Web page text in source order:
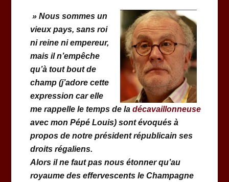
» Nous sommes un
vieux pays, sans roi
ni reine ni empereur,
mais il n’empêche
qu’à tout bout de
champ (j’adore cette
expression car elle
me rappelle le temps de la décavaillonneuse
avec mon Pépé Louis) sont évoqués à
propos de notre président républicain ses
droits régaliens.
Alors il ne faut pas nous étonner qu’au
royaume des effervescents le Champagne